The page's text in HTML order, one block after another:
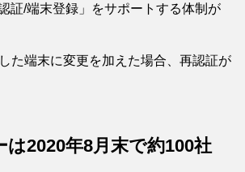
証/端末登録」をサポートする体制が
た端末に変更を加えた場合、再認証が
は2020年8月末で約100社